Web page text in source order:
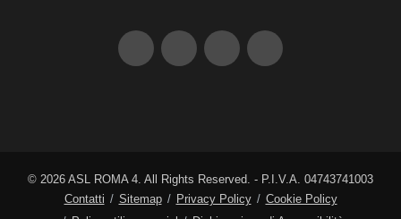
© 2026 ASL ROMA 4. All Rights Reserved. - P.I.V.A. 04743741003
Contatti
Sitemap Privacy Policy
Cookie Policy